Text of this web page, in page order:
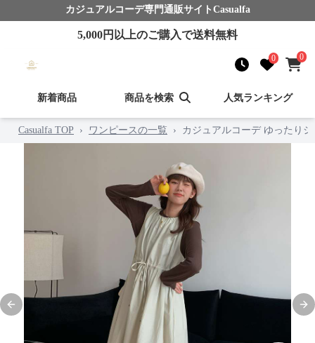
カジュアルコーデ専門通販サイト Casualfa
5,000円以上のご購入で送料無料
0 0
新着商品 商品を検索 人気ランキング
Casualfa TOP › ワンピースの一覧 › カジュアルコーデ ゆったり
Previous slide